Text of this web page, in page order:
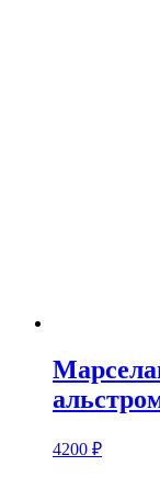
4200 ₽